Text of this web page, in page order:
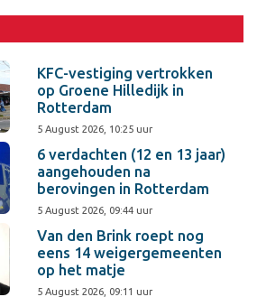
KFC-vestiging vertrokken
op Groene Hilledijk in
Rotterdam
5 August 2026, 10:25 uur
6 verdachten (12 en 13 jaar)
aangehouden na
berovingen in Rotterdam
5 August 2026, 09:44 uur
Van den Brink roept nog
eens 14 weigergemeenten
op het matje
5 August 2026, 09:11 uur